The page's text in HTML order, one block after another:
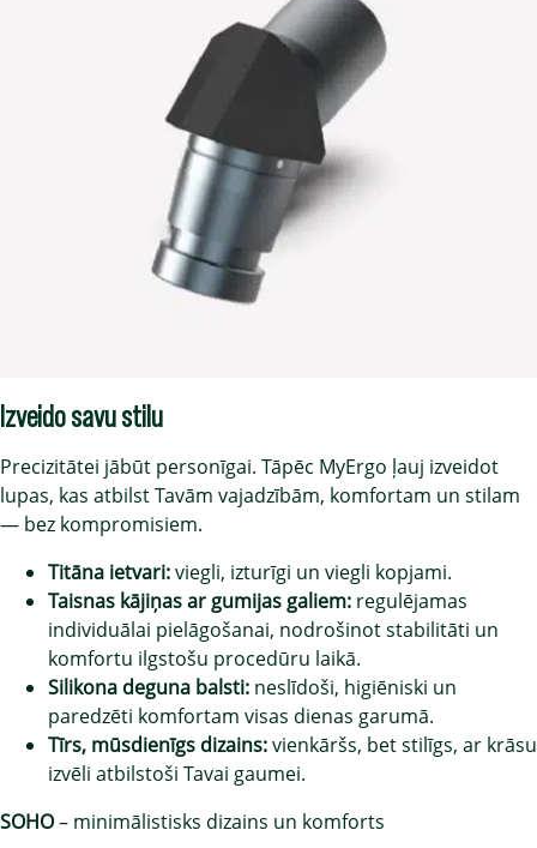
Izveido savu stilu
Precizitātei jābūt personīgai. Tāpēc MyErgo ļauj izveidot
lupas, kas atbilst Tavām vajadzībām, komfortam un stilam
— bez kompromisiem.
Titāna ietvari:viegli, izturīgi un viegli kopjami.
Taisnas kājiņas ar gumijas galiem: regulējamas
individuālai pielāgošanai, nodrošinot stabilitāti un
komfortu ilgstošu procedūru laikā.
Silikona deguna balsti: neslīdoši, higiēniski un
paredzēti komfortam visas dienas garumā.
Tīrs, mūsdienīgs dizains:vienkāršs, bet stilīgs, ar krāsu
izvēli atbilstoši Tavai gaumei.
SOHO– minimālistisks dizains un komforts